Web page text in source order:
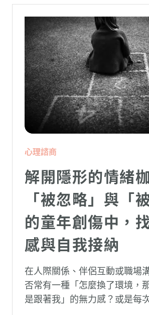
心理諮商
解開隱形的情緒
「被忽略」與「
的童年創傷中，
感與自我接納
在人際關係、伴侶互動或職場
否常有一種「怎麼換了環境，
是跟著我」的無力感？或是每